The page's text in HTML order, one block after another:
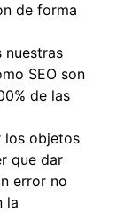
de forma
nuestras
SEO son
de las
los objetos
que dar
error no
la